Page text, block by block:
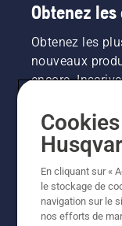
Obtenez
Obtenez les
nouveaux
encore.
En cliquant sur «
le stockage de
navigation sur le
nos efforts de